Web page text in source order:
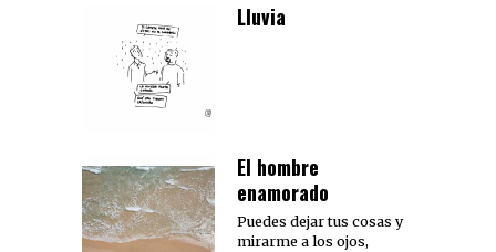
Lluvia
El hombre
enamorado
Puedes dejar tus cosas y
mirarme a los ojos,